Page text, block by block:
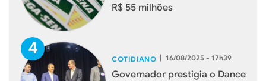
R$ 55 milhões
COTIDIANO | 16/08/2025 - 17h39
Governador prestigia o Dance